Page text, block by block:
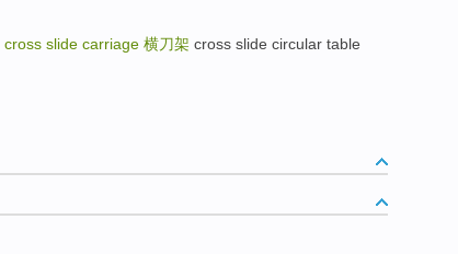
cross slide carriage 横刀架 cross slide circular table